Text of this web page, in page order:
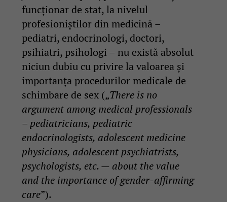
funcționar de stat, la nivelul
profesioniștilor din medicină –
pediatri, endocrinologi, doctori,
psihiatri, psihologi – nu există absolut
niciun dubiu cu privire la valoarea și
importanța procedurilor medicale de
schimbare de sex („There is no
argument among medical professionals
– pediatricians, pediatric
endocrinologists, adolescent medicine
physicians, adolescent psychiatrists,
psychologists, etc. — about the value
and the importance of gender-affirming
care”).